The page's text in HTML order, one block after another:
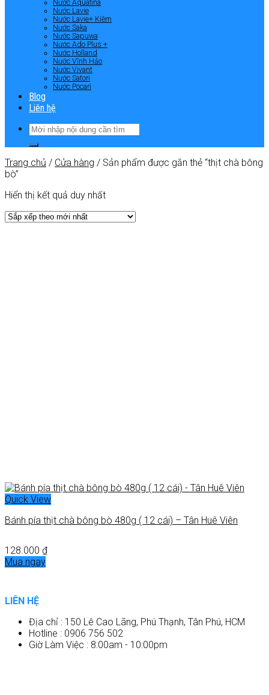
Nước Aquafina
Nước Lavie
Nước Lavie+ Kiềm
Nước Saka
Nước Sapuwa
Nước Ado Plus +
Nước Holland
Nước Vĩnh Hảo
Nước Vivant
Nước Satori
Nước Pocari
Blog
Liên hệ
Trang chủ / Cửa hàng / Sản phẩm được gắn thẻ “thịt chà bông
bò”
Hiển thị kết quả duy nhất
Quick View
Bánh pía thịt chà bông bò 480g ( 12 cái) – Tân Huê Viên
128.000 ₫
Mua ngay
LIÊN HỆ
Địa chỉ : 150 Lê Cao Lãng, Phú Thạnh, Tân Phú, HCM
Hotline : 0906 756 502
Giờ Làm Việc : 8:00am - 10:00pm